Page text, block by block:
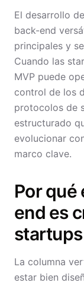
El desarrollo
back-end
principales y
Cuando las
MVP puede
control de los
protocolos de
estructurado
evolucionar
marco clave.
Por qué
end es
startups
La columna
estar bien